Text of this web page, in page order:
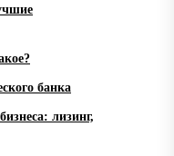
банка
лизинг,